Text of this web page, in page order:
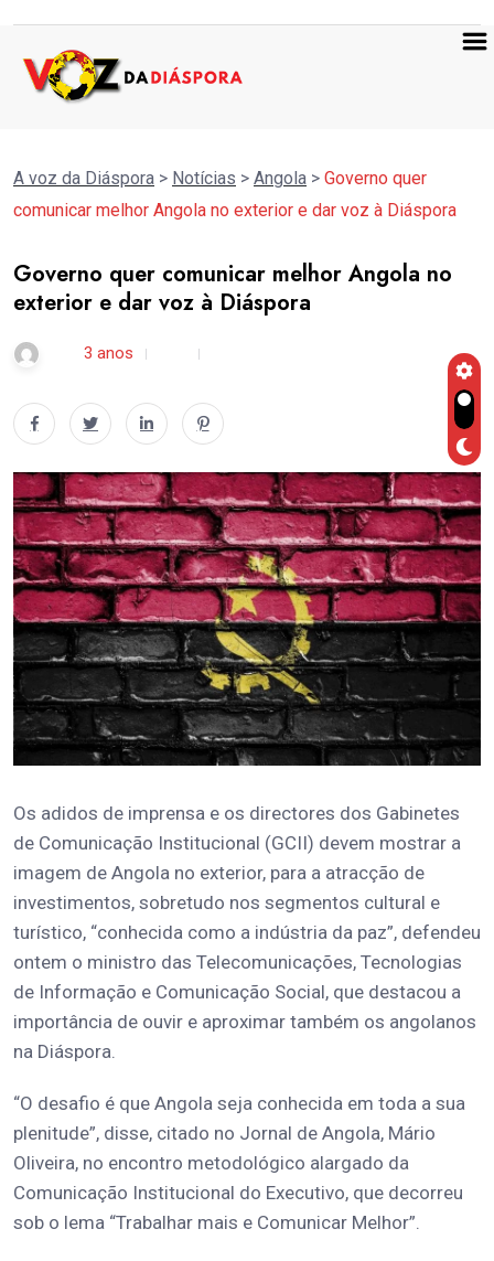
A voz da Diáspora > Notícias > Angola > Governo quer
comunicar melhor Angola no exterior e dar voz à Diáspora
Governo quer comunicar melhor Angola no
exterior e dar voz à Diáspora
3 anos
Os adidos de imprensa e os directores dos Gabinetes
de Comunicação Institucional (GCII) devem mostrar a
imagem de Angola no exterior, para a atracção de
investimentos, sobretudo nos segmentos cultural e
turístico, “conhecida como a indústria da paz”, defendeu
ontem o ministro das Telecomunicações, Tecnologias
de Informação e Comunicação Social, que destacou a
importância de ouvir e aproximar também os angolanos
na Diáspora.
“O desafio é que Angola seja conhecida em toda a sua
plenitude”, disse, citado no Jornal de Angola, Mário
Oliveira, no encontro metodológico alargado da
Comunicação Institucional do Executivo, que decorreu
sob o lema “Trabalhar mais e Comunicar Melhor”.